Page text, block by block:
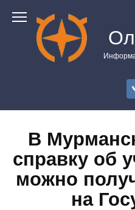
контенту
В
справку об
можно
на